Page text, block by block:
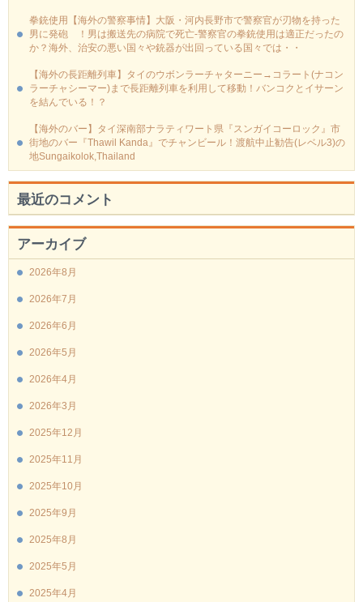
拳銃使用【海外の警察事情】大阪・河内長野市で警察官が刃物を持った
男に発砲 ！男は搬送先の病院で死亡-警察官の拳銃使用は適正だったの
か？海外、治安の悪い国々や銃器が出回っている国々では・・
【海外の長距離列車】タイのウボンラーチャターニー→コラート(ナコン
ラーチャシーマー)まで長距離列車を利用して移動！バンコクとイサーン
を結んでいる！？
【海外のバー】タイ深南部ナラティワート県『スンガイコーロック』市
街地のバー『Thawil Kanda』でチャンビール！渡航中止勧告(レベル3)の
地Sungaikolok,Thailand
最近のコメント
アーカイブ
2026年8月
2026年7月
2026年6月
2026年5月
2026年4月
2026年3月
2025年12月
2025年11月
2025年10月
2025年9月
2025年8月
2025年5月
2025年4月